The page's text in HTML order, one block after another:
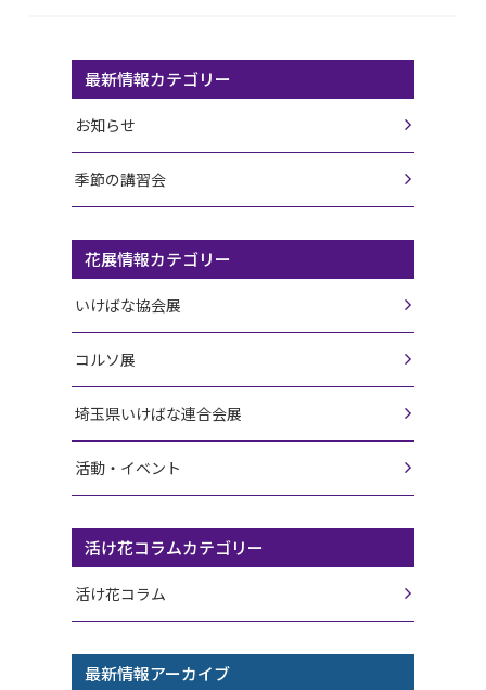
最新情報カテゴリー
お知らせ
季節の講習会
花展情報カテゴリー
いけばな協会展
コルソ展
埼玉県いけばな連合会展
活動・イベント
活け花コラムカテゴリー
活け花コラム
最新情報アーカイブ